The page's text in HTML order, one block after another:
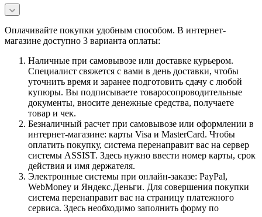
Оплачивайте покупки удобным способом. В интернет-
магазине доступно 3 варианта оплаты:
Наличные при самовывозе или доставке курьером.
Специалист свяжется с вами в день доставки, чтобы
уточнить время и заранее подготовить сдачу с любой
купюры. Вы подписываете товаросопроводительные
документы, вносите денежные средства, получаете
товар и чек.
Безналичный расчет при самовывозе или оформлении в
интернет-магазине: карты Visa и MasterCard. Чтобы
оплатить покупку, система перенаправит вас на сервер
системы ASSIST. Здесь нужно ввести номер карты, срок
действия и имя держателя.
Электронные системы при онлайн-заказе: PayPal,
WebMoney и Яндекс.Деньги. Для совершения покупки
система перенаправит вас на страницу платежного
сервиса. Здесь необходимо заполнить форму по